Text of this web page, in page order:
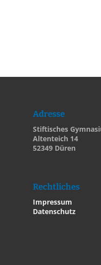
Adresse
Stiftisches
Altenteich 14
52349 Düren
Rechtliches
Impressum
Datenschutz